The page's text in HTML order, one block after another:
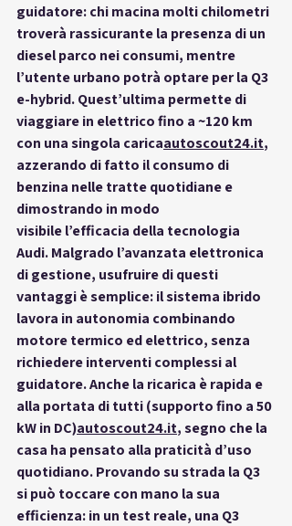
guidatore: chi macina molti chilometri
troverà rassicurante la presenza di un
diesel parco nei consumi, mentre
l’utente urbano potrà optare per la Q3
e-hybrid. Quest’ultima permette di
viaggiare in elettrico fino a ~120 km
con una singola caricaautoscout24.it,
azzerando di fatto il consumo di
benzina nelle tratte quotidiane e
dimostrando in modo
visibile l’efficacia della tecnologia
Audi. Malgrado l’avanzata elettronica
di gestione, usufruire di questi
vantaggi è semplice: il sistema ibrido
lavora in autonomia combinando
motore termico ed elettrico, senza
richiedere interventi complessi al
guidatore. Anche la ricarica è rapida e
alla portata di tutti (supporto fino a 50
kW in DC)autoscout24.it, segno che la
casa ha pensato alla praticità d’uso
quotidiano. Provando su strada la Q3
si può toccare con mano la sua
efficienza: in un test reale, una Q3